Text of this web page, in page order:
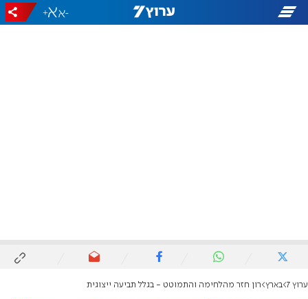
-
+
ערוץ 7 בארץ רון חזר מהלחימה והתמוטט - בגלל תביעה ייצוגית